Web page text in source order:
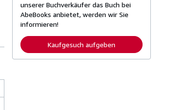
unserer Buchverkäufer das Buch bei
AbeBooks anbietet, werden wir Sie
informieren!
Kaufgesuch aufgeben